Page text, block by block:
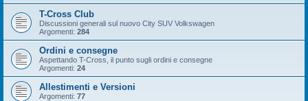
T-Cross Club
Discussioni generali sul nuovo City SUV Volkswagen
Argomenti: 284
Ordini e consegne
Aspettando T-Cross, il punto sugli ordini e consegne
Argomenti: 24
Allestimenti e Versioni
Argomenti: 77